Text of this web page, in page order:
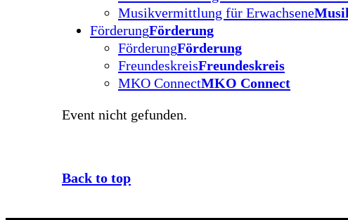
Musikvermittlung für Erwachsene
FörderungFörderung
FörderungFörderung
FreundeskreisFreundeskreis
MKO ConnectMKO Connect
Event nicht gefunden.
Back to top